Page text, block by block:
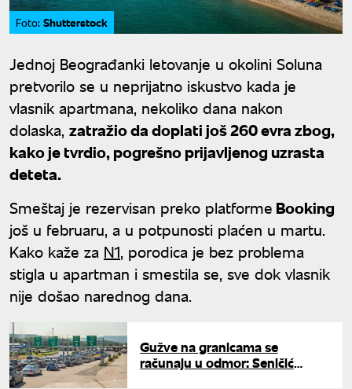
Foto: Shutterstock
Jednoj Beograđanki letovanje u okolini Soluna
pretvorilo se u neprijatno iskustvo kada je
vlasnik apartmana, nekoliko dana nakon
dolaska, zatražio da doplati još 260 evra zbog,
kako je tvrdio, pogrešno prijavljenog uzrasta
deteta.
Smeštaj je rezervisan preko platforme Booking
još u februaru, a u potpunosti plaćen u martu.
Kako kaže za N1, porodica je bez problema
stigla u apartman i smestila se, sve dok vlasnik
nije došao narednog dana.
Gužve na granicama se
računaju u odmor: Seničić